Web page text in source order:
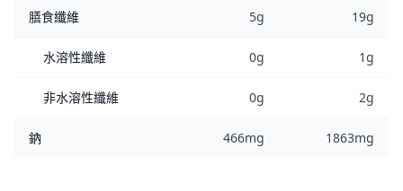
膳食纖維 5g 19g
水溶性纖維 0g 1g
非水溶性纖維 0g 2g
鈉 466mg 1863mg